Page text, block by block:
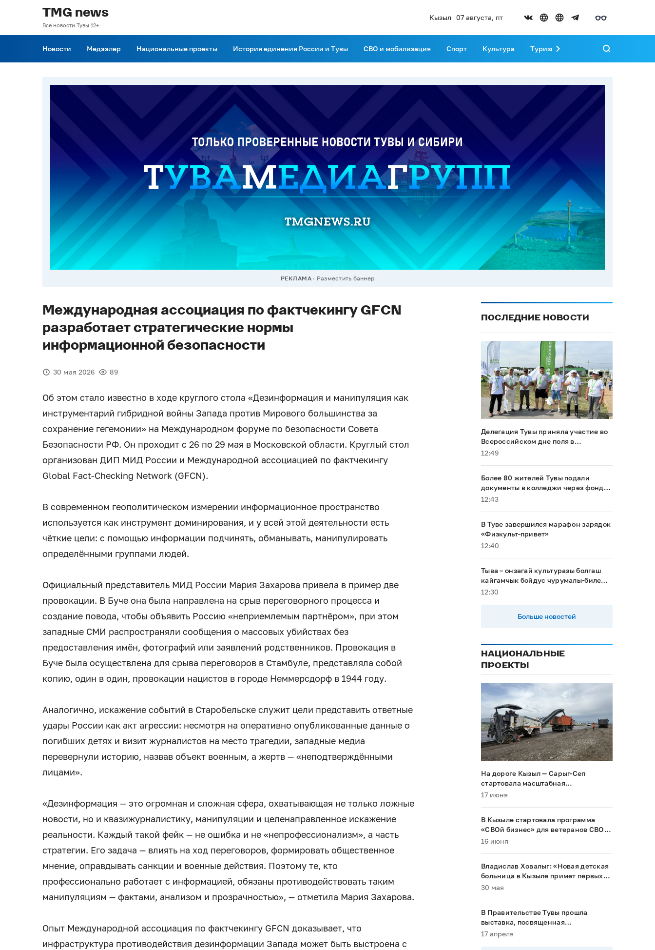
TMG news
Все новости Тувы 12+
Кызыл 07 августа, пт
Новости Медээлер Национальные проекты История единения России и Тувы СВО и мобилизация Спорт Культура Туризм Развитие Тувы
РЕКЛАМА Разместить баннер
Международная ассоциация по фактчекингу GFCN
разработает стратегические нормы
информационной безопасности
30 мая 2026 89
Об этом стало известно в ходе круглого стола «Дезинформация и манипуляция как
инструментарий гибридной войны Запада против Мирового большинства за
сохранение гегемонии» на Международном форуме по безопасности Совета
Безопасности РФ. Он проходит с 26 по 29 мая в Московской области. Круглый стол
организован ДИП МИД России и Международной ассоциацией по фактчекингу
Global Fact-Checking Network (GFCN).
В современном геополитическом измерении информационное пространство
используется как инструмент доминирования, и у всей этой деятельности есть
чёткие цели: с помощью информации подчинять, обманывать, манипулировать
определёнными группами людей.
Официальный представитель МИД России Мария Захарова привела в пример две
провокации. В Буче она была направлена на срыв переговорного процесса и
создание повода, чтобы объявить Россию «неприемлемым партнёром», при этом
западные СМИ распространяли сообщения о массовых убийствах без
предоставления имён, фотографий или заявлений родственников. Провокация в
Буче была осуществлена для срыва переговоров в Стамбуле, представляла собой
копию, один в один, провокации нацистов в городе Неммерсдорф в 1944 году.
Аналогично, искажение событий в Старобельске служит цели представить ответные
удары России как акт агрессии: несмотря на оперативно опубликованные данные о
погибших детях и визит журналистов на место трагедии, западные медиа
перевернули историю, назвав объект военным, а жертв — «неподтверждёнными
лицами».
«Дезинформация — это огромная и сложная сфера, охватывающая не только ложные
новости, но и квазижурналистику, манипуляции и целенаправленное искажение
реальности. Каждый такой фейк — не ошибка и не «непрофессионализм», а часть
стратегии. Его задача — влиять на ход переговоров, формировать общественное
мнение, оправдывать санкции и военные действия. Поэтому те, кто
профессионально работает с информацией, обязаны противодействовать таким
манипуляциям — фактами, анализом и прозрачностью», — отметила Мария Захарова.
Опыт Международной ассоциация по фактчекингу GFCN доказывает, что
инфраструктура противодействия дезинформации Запада может быть выстроена с
ПОСЛЕДНИЕ НОВОСТИ
Делегация Тувы приняла участие во
Всероссийском дне поля в
Алтайском крае
12:49
Более 80 жителей Тувы подали
документы в колледжи через фонд
«Защитники Отечества»
12:43
В Туве завершился марафон зарядок
«Физкульт-привет»
12:40
Тыва – онзагай культуразы болгаш
кайгамчык бойдус чурумалы-биле
туристерни хаара тудуп турар
12:30
Больше новостей
НАЦИОНАЛЬНЫЕ
ПРОЕКТЫ
На дороге Кызыл — Сарыг-Сеп
стартовала масштабная
реконструкция
17 июня
В Кызыле стартовала программа
«СВОй бизнес» для ветеранов СВО и
их семей
16 июня
Владислав Ховалыг: «Новая детская
больница в Кызыле примет первых
пациентов в 2028 году»
30 мая
В Правительстве Тувы прошла
выставка, посвященная
национальным проектам
17 апреля